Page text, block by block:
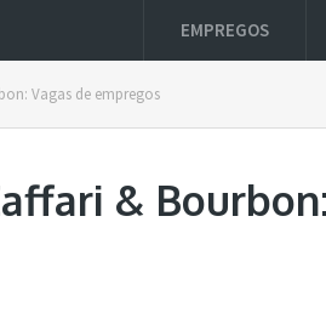
EMPREGOS
Vagas de empregos
&